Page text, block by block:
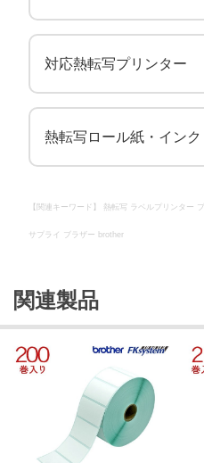
対応熱転写プリンター
熱転写ロール紙・イン
【関連キーワード】 熱転写 ラベルプリンター
サプライ ブラザー brother
関連製品